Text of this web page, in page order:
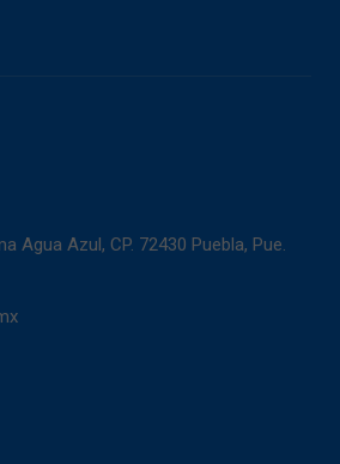
Agua Azul, CP. 72430 Puebla, Pue.